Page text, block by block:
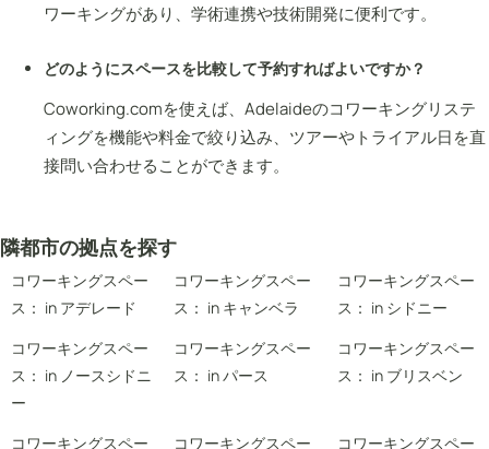
ワーキングがあり、学術連携や技術開発に便利です。
どのようにスペースを比較して予約すればよいですか？
Coworking.comを使えば、Adelaideのコワーキングリステ
ィングを機能や料金で絞り込み、ツアーやトライアル日を直
接問い合わせることができます。
隣都市の拠点を探す
コワーキングスペー
ス： in アデレード
コワーキングスペー
ス： in キャンベラ
コワーキングスペー
ス： in シドニー
コワーキングスペー
ス： in ノースシドニ
ー
コワーキングスペー
ス： in パース
コワーキングスペー
ス： in ブリスベン
コワーキングスペー コワーキングスペー コワーキングスペー